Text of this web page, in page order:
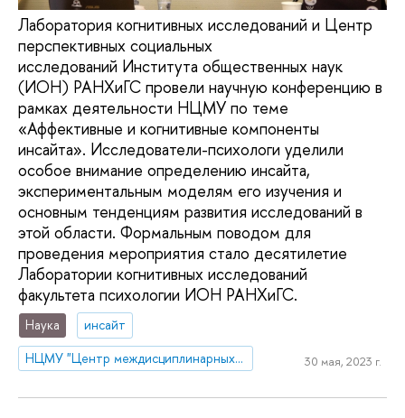
Лаборатория когнитивных исследований и Центр
перспективных социальных
исследований Института общественных наук
(ИОН) РАНХиГС провели научную конференцию в
рамках деятельности НЦМУ по теме
«Аффективные и когнитивные компоненты
инсайта». Исследователи-психологи уделили
особое внимание определению инсайта,
экспериментальным моделям его изучения и
основным тенденциям развития исследований в
этой области. Формальным поводом для
проведения мероприятия стало десятилетие
Лаборатории когнитивных исследований
факультета психологии ИОН РАНХиГС.
Наука
инсайт
НЦМУ "Центр междисциплинарных исследований человеческого потенциала"
30 мая, 2023 г.